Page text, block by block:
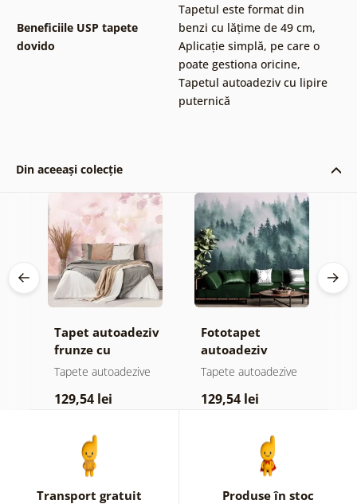
Beneficiile USP tapete
dovido
Tapetul este format din
benzi cu lățime de 49 cm,
Aplicație simplă, pe care o
poate gestiona oricine,
Tapetul autoadeziv cu lipire
puternică
Din aceeași colecție
Tapet autoadeziv
frunze cu
atingere
Tapete autoadezive
129,54 lei
Fototapet
autoadeziv
pădure în ceață
Tapete autoadezive
129,54 lei
Transport gratuit Produse în stoc